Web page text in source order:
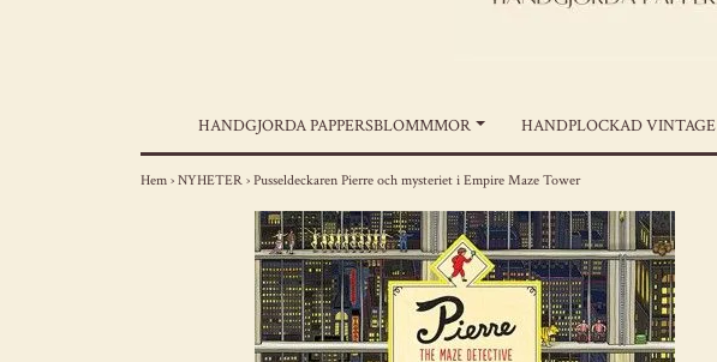
HANDGJORDA PAPPERSBLOMMMOR HANDPLOCKAD VINTAGE
Hem › NYHETER › Pusseldeckaren Pierre och mysteriet i Empire Maze Tower